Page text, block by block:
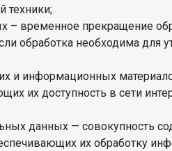
техники;
– временное прекращение
обработка необходима для
и информационных
их доступность в сети
данных — совокупность
их обработку